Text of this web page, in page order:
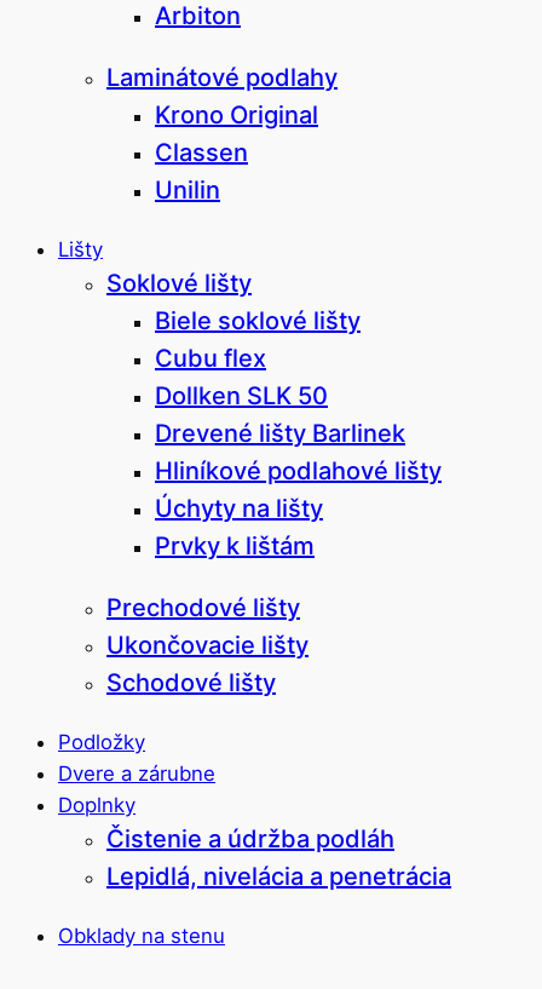
Arbiton
Laminátové podlahy
Krono Original
Classen
Unilin
Lišty
Soklové lišty
Biele soklové lišty
Cubu flex
Dollken SLK 50
Drevené lišty Barlinek
Hliníkové podlahové lišty
Úchyty na lišty
Prvky k lištám
Prechodové lišty
Ukončovacie lišty
Schodové lišty
Podložky
Dvere a zárubne
Doplnky
Čistenie a údržba podláh
Lepidlá, nivelácia a penetrácia
Obklady na stenu